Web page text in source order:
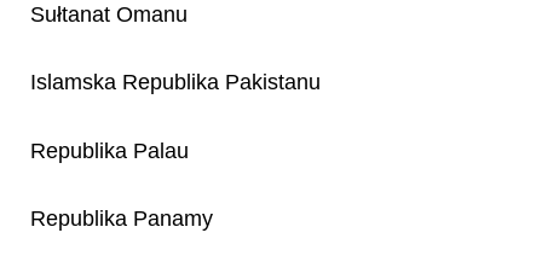
Sułtanat Omanu
Islamska Republika Pakistanu
Republika Palau
Republika Panamy